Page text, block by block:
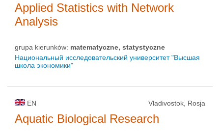
Applied Statistics with Network
Analysis
grupa kierunków: matematyczne, statystyczne
Национальный исследовательский университет "Высшая
школа экономики"
EN Vladivostok, Rosja
Aquatic Biological Research